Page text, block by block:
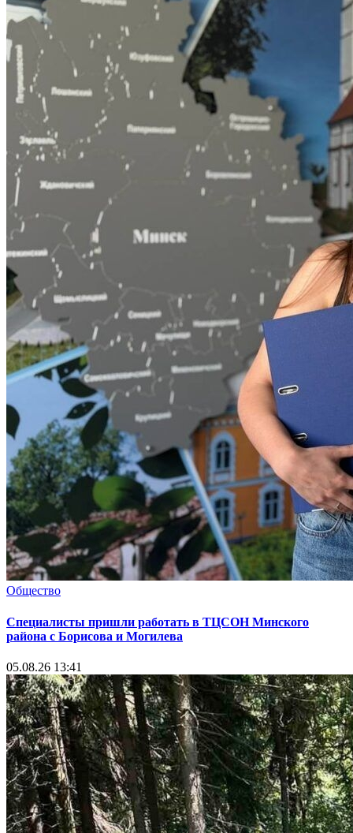
Общество
Специалисты пришли работать в ТЦСОН Минского
района с Борисова и Могилева
05.08.26 13:41